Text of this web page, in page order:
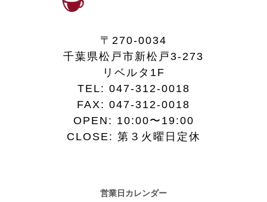
〒270-0034
千葉県松戸市新松戸3-273
リベルタ1F
TEL: 047-312-0018
FAX: 047-312-0018
OPEN: 10:00〜19:00
CLOSE: 第３火曜日定休
営業日カレンダー